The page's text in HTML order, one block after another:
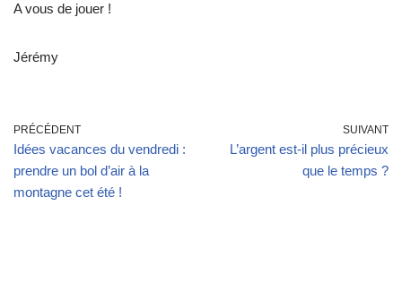
A vous de jouer !
Jérémy
PRÉCÉDENT
Idées vacances du vendredi :
prendre un bol d’air à la
montagne cet été !
SUIVANT
L’argent est-il plus précieux
que le temps ?